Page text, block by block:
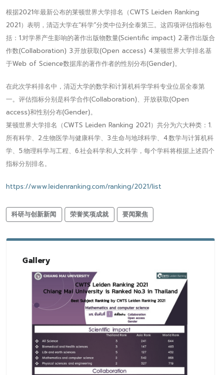
根据2021年最新公布的莱顿世界大学排名（CWTS Leiden Ranking
2021）表明，清迈大学在“科学”分类中位列全泰第三。这四项评估指标包
括：1.对学界产生影响的著作出版物数量(Scientific impact) 2.著作出版合
作数(Collaboration) 3.开放获取(Open access) 4.莱顿世界大学排名基
于Web of Science数据库的著作作者的性别分布(Gender)。
在此次学科排名中，清迈大学的数学和计算机科学学科专业位居全泰第
一。评估指标分别是科学合作(Collaboration)、开放获取(Open
access)和性别分布(Gender)。
莱顿世界大学排名（CWTS Leiden Ranking 2021）共分为六大种类：1.
所有科学、2.生物医学与健康科学、3.生命与地球科学、4.数学与计算机科
学、5.物理科学与工程、6.社会科学和人文科学，每个学科将根据上述四个
指标分别排名。
https://www.leidenranking.com/ranking/2021/list
科研与创新新闻 荣誉奖项成就 要闻聚焦
Gallery